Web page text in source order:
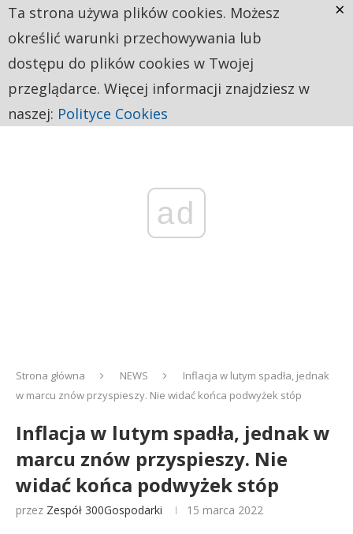
ad
Strona główna NEWS
Inflacja w lutym spadła, jednak
w marcu znów przyspieszy. Nie widać końca podwyżek stóp
Inflacja w lutym spadła, jednak w
marcu znów przyspieszy. Nie
widać końca podwyżek stóp
przez Zespół 300Gospodarki 15 marca 2022
Ta strona używa plików cookies. Możesz
określić warunki przechowywania lub
dostępu do plików cookies w Twojej
przeglądarce. Więcej informacji znajdziesz w
naszej: Polityce Cookies
×